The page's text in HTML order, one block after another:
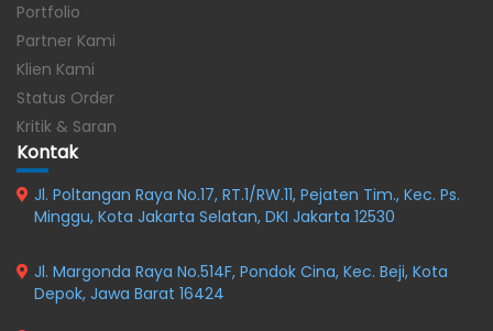
Portfolio
Partner Kami
Klien Kami
Status Order
Kritik & Saran
Kontak
Jl. Poltangan Raya No.17, RT.1/RW.11, Pejaten Tim., Kec. Ps.
Minggu, Kota Jakarta Selatan, DKI Jakarta 12530
Jl. Margonda Raya No.514F, Pondok Cina, Kec. Beji, Kota
Depok, Jawa Barat 16424